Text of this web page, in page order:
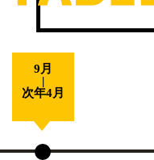
9月
|
次年4月